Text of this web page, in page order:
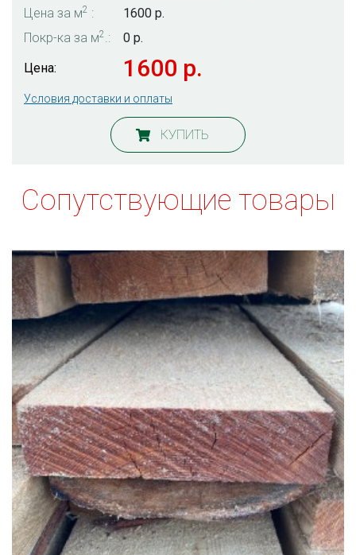
Цена за м2 :
1600 р.
Покр-ка за м2.:
0 р.
Цена:
1600 р.
Условия доставки и оплаты
КУПИТЬ
Сопутствующие товары